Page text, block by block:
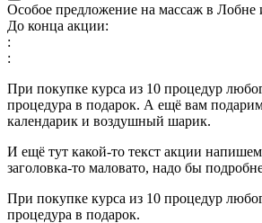
Особое предложение на массаж в Лобне
До конца акции:
:
:
При покупке курса из 10 процедур
процедура в подарок. А ещё вам
календарик и воздушный шарик.
И ещё тут какой-то текст акции
заголовка-то маловато, надо бы
При покупке курса из 10 процедур
процедура в подарок.